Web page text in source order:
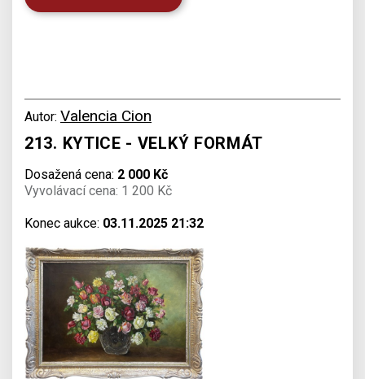
Autor: Valencia Cion
213. KYTICE - VELKÝ FORMÁT
Dosažená cena: 2 000 Kč
Vyvolávací cena: 1 200 Kč
Konec aukce: 03.11.2025 21:32